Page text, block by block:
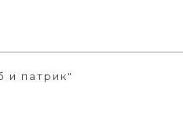
и патрик"